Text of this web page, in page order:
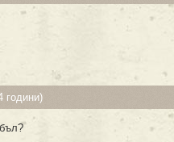
години)